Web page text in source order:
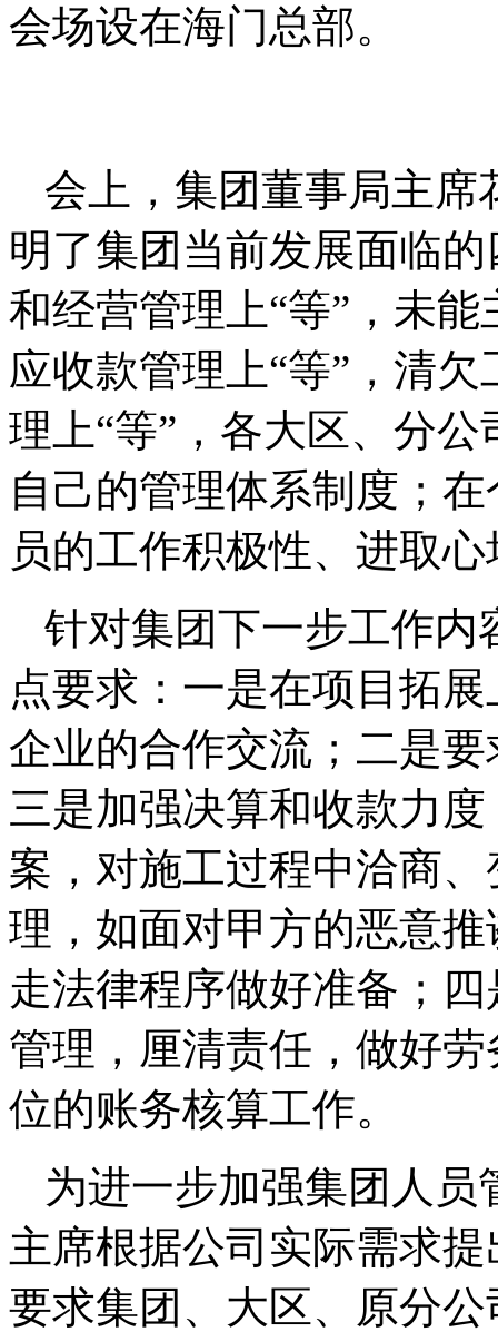
会场设在海门总部。
会上，集团董事局主席
明了集团当前发展面临
和经营管理上“等”，未
应收款管理上“等”，清
理上“等”，各大区、分
自己的管理体系制度；
员的工作积极性、进取
针对集团下一步工作内
点要求：一是在项目拓
企业的合作交流；二是
三是加强决算和收款力
案，对施工过程中洽商
理，如面对甲方的恶意
走法律程序做好准备；
管理，厘清责任，做好
位的账务核算工作。
为进一步加强集团人
主席根据公司实际需求
要求集团、大区、原分